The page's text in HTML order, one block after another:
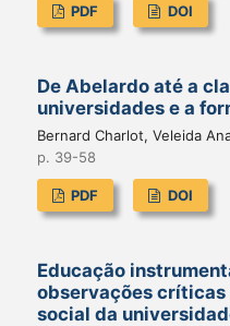
PDF DOI
De Abelardo até a
universidades e a
Bernard Charlot, Veleida
p. 39-58
PDF DOI
Educação
observações
social da